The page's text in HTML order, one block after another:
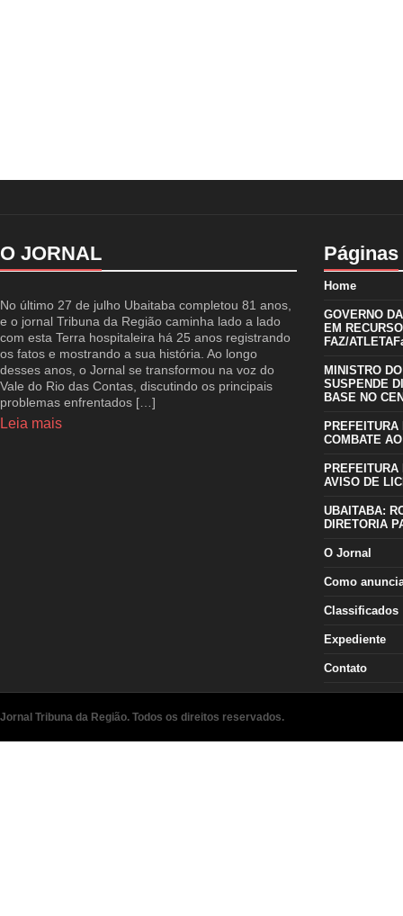
O JORNAL
No último 27 de julho Ubaitaba completou 81 anos,
e o jornal Tribuna da Região caminha lado a lado
com esta Terra hospitaleira há 25 anos registrando
os fatos e mostrando a sua história. Ao longo
desses anos, o Jornal se transformou na voz do
Vale do Rio das Contas, discutindo os principais
problemas enfrentados […]
Leia mais
Páginas
Home
GOVERNO
EM
FAZ/
MINISTRO
SUSPENDE
BASE NO
COMBATE
AVISO DE
UBAITABA:
DIRETORIA
O Jornal
Como
Classificados
Expediente
Contato
Jornal Tribuna da Região. Todos os direitos reservados.